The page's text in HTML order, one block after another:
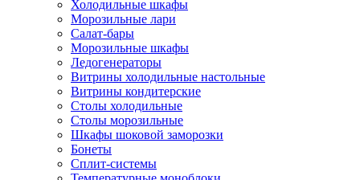
Холодильные шкафы
Морозильные лари
Салат-бары
Морозильные шкафы
Ледогенераторы
Витрины холодильные настольные
Витрины кондитерские
Столы холодильные
Столы морозильные
Шкафы шоковой заморозки
Бонеты
Сплит-системы